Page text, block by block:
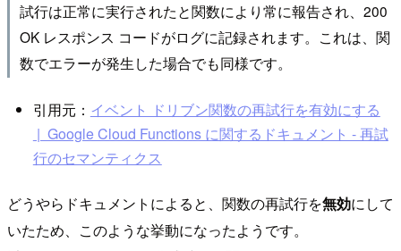
試行は正常に実行されたと関数により常に報告され、200
OK レスポンス コードがログに記録されます。これは、関
数でエラーが発生した場合でも同様です。
引用元： イベント ドリブン関数の再試行を有効にする
| Google Cloud Functions に関するドキュメント - 再試
行のセマンティクス
どうやらドキュメントによると、関数の再試行を無効にして
いたため、このような挙動になったようです。